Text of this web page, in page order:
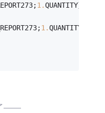
1 .QUANTITY},
1 .QUANTITY},
——